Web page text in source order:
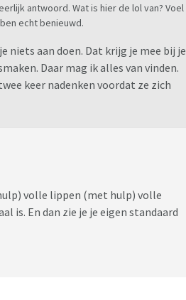
eerlijk antwoord. Wat is hier de lol van? Voel
echt benieuwd.
aan doen. Dat krijg je mee bij je
Daar mag ik alles van vinden.
keer nadenken voordat ze zich
volle lippen (met hulp) volle
is. En dan zie je je eigen standaard